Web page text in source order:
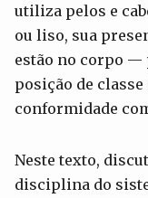
utiliza pelos e
ou liso, sua
estão no corpo —
posição de
conformidade
Neste texto,
disciplina do